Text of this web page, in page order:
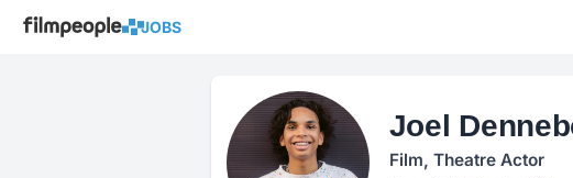
JOBS
Joel
Film, Theatre Actor